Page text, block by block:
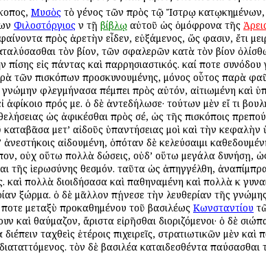
Μυσὸς τὸ γένος τῶν πρὸς τῷ Ἴστρῳ κατῳκημένων,
Φιλοστόργιοςἐν τῇ βίβλῳ αὐτοῦ ὡς ὁμόφρονα τῆς
πρὸς ἀρετὴν εἶδεν, εὐξάμενος, ὥς φασιν, ἔτι
τὸν βίον, τῶν σφαλερῶν κατὰ τὸν βίον
ἐπίσης εἰς πάντας καὶ παρρησιαστικός. καί ποτε
τῶν ἐπισκόπων προσκυνουμένης, μόνος οὗτος παρὰ
φλεγμήνασα πέμπει πρὸς αὐτόν, αἰτιωμένη καὶ
ἀφίκοιο πρός με. ὁ δὲ ἀντεδήλωσε· τούτων μὲν εἴ τι
ὡς ἀφικέσθαι πρὸς σέ, ὡς τῆς ἐπισκόποις
μετ’ αἰδοῦς ὑπαντήσειας ἐμοὶ καὶ τὴν κεφαλὴν
ἀνεστήκοις αἰδουμένη, ὁπόταν δὲ κελεύσαιμι
οὐχ οὕτω πολλὰ δώσεις, οὐδ’ οὕτω μεγάλα δυνήσῃ,
τῆς ἱερωσύνης θεσμόν. ταῦτα ὡς ἀπηγγέλθη,
καὶ πολλὰ διοιδήσασα καὶ παθηναμένη καὶ πολλὰ ἐκ
ἐξώρμα. ὁ δὲ μᾶλλον ἐπῄνεσε τὴν ἐλευθερίαν τῆς
ποτε μεταξὺ προκαθημένου τοῦ βασιλέως Κωνσταντίου
καὶ ἐθαύμαζον, ἄριστα εἰρῆσθαι διοριζόμενοι· ὁ δὲ
ταχθεὶς ἑτέροις ἐπιχειρεῖς, στρατιωτικῶν μὲν
τὸν δὲ βασιλέα καταιδεσθέντα παύσασθαι